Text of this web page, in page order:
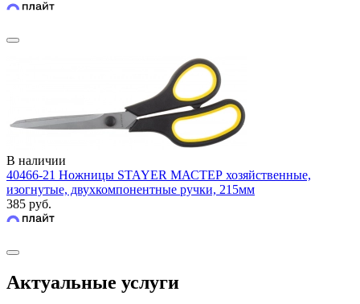
В наличии
40466-21 Ножницы STAYER МАСТЕР хозяйственные,
изогнутые, двухкомпонентные ручки, 215мм
385 руб.
Актуальные услуги